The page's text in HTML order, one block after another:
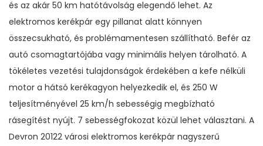
és az akár 50 km hatótávolság elegendő lehet. Az
elektromos kerékpár egy pillanat alatt könnyen
összecsukható, és problémamentesen szállítható. Befér az
autó csomagtartójába vagy minimális helyen tárolható. A
tökéletes vezetési tulajdonságok érdekében a kefe nélküli
motor a hátsó kerékagyon helyezkedik el, és 250 W
teljesítményével 25 km/h sebességig megbízható
rásegítést nyújt. 7 sebességfokozat közül lehet választani. A
Devron 20122 városi elektromos kerékpár nagyszerű